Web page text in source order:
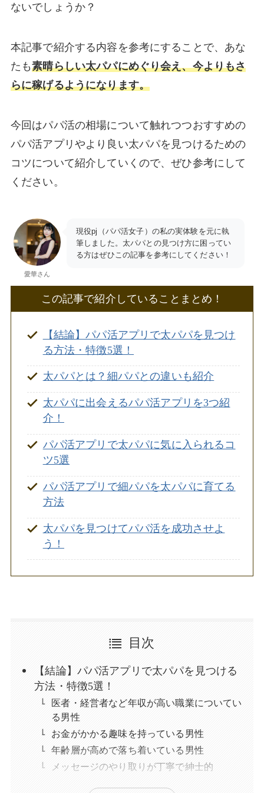
ないでしょうか？
本記事で紹介する内容を参考にすることで、あな
たも素晴らしい太パパにめぐり会え、今よりもさ
らに稼げるようになります。
今回はパパ活の相場について触れつつおすすめの
パパ活アプリやより良い太パパを見つけるための
コツについて紹介していくので、ぜひ参考にして
ください。
愛華さん
現役pj（パパ活女子）の私の実体験を元に執
筆しました。太パパとの見つけ方に困ってい
る方はぜひこの記事を参考にしてください！
この記事で紹介していることまとめ！
【結論】パパ活アプリで太パパを見つけ
る方法・特徴5選！
太パパとは？細パパとの違いも紹介
太パパに出会えるパパ活アプリを3つ紹
介！
パパ活アプリで太パパに気に入られるコ
ツ5選
パパ活アプリで細パパを太パパに育てる
方法
太パパを見つけてパパ活を成功させよ
う！
目次
【結論】パパ活アプリで太パパを見つける
方法・特徴5選！
医者・経営者など年収が高い職業についてい
る男性
お金がかかる趣味を持っている男性
年齢層が高めで落ち着いている男性
メッセージのやり取りが丁寧で紳士的